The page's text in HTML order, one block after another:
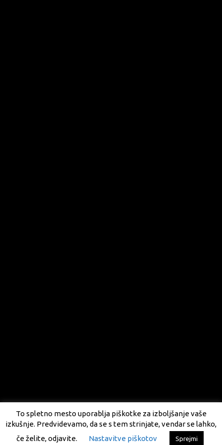
To spletno mesto uporablja piškotke za izboljšanje vaše
izkušnje. Predvidevamo, da se s tem strinjate, vendar se lahko,
če želite, odjavite.
Nastavitve piškotov Sprejmi